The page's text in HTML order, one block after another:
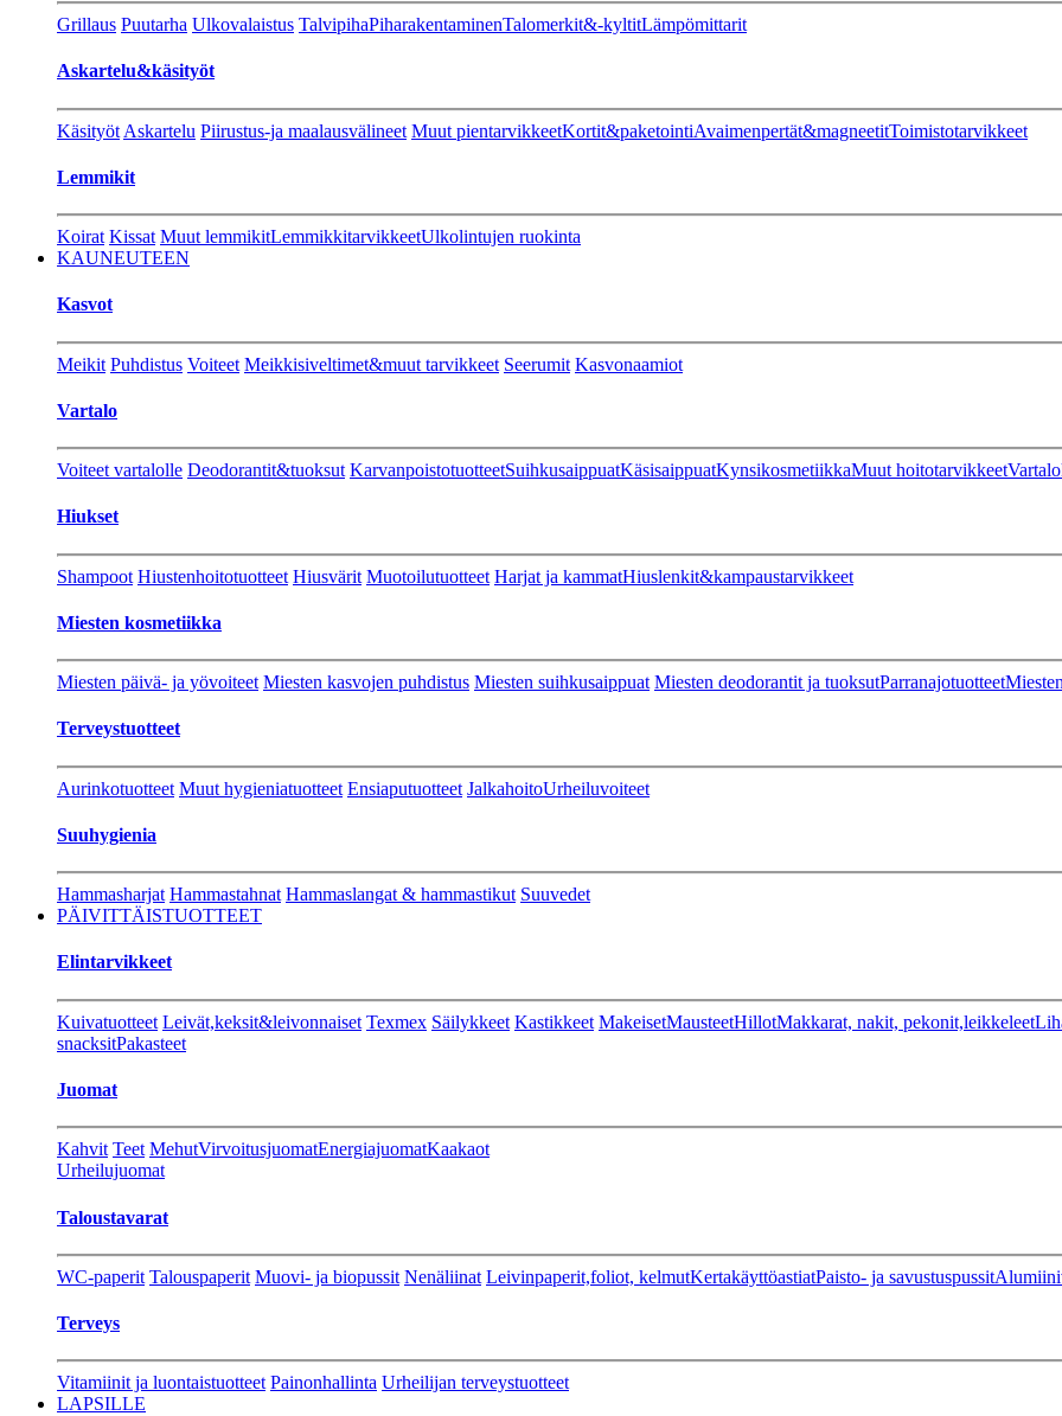
Grillaus Puutarha Ulkovalaistus TalvipihaPiharakentaminenTalomerkit&-kyltitLämpömittarit
Askartelu&käsityöt
Käsityöt Askartelu Piirustus-ja maalausvälineet Muut pientarvikkeetKortit&paketointiAvaimenpertät&magneetitToimistotarvikkeet
Lemmikit
Koirat Kissat Muut lemmikitLemmikkitarvikkeetUlkolintujen ruokinta
KAUNEUTEEN
Kasvot
Meikit Puhdistus Voiteet Meikkisiveltimet&muut tarvikkeet Seerumit Kasvonaamiot
Vartalo
Voiteet vartalolle Deodorantit&tuoksut KarvanpoistotuotteetSuihkusaippuatKäsisaippuatKynsikosmetiikkaMuut hoitotarvikkeet
Hiukset
Shampoot Hiustenhoitotuotteet Hiusvärit Muotoilutuotteet Harjat ja kammatHiuslenkit&kampaustarvikkeet
Miesten kosmetiikka
Miesten päivä- ja yövoiteet Miesten kasvojen puhdistus Miesten suihkusaippuat Miesten deodorantit ja tuoksutParranajotuotteet
Terveystuotteet
Aurinkotuotteet Muut hygieniatuotteet Ensiaputuotteet JalkahoitoUrheiluvoiteet
Suuhygienia
Hammasharjat Hammastahnat Hammaslangat & hammastikut Suuvedet
PÄIVITTÄISTUOTTEET
Elintarvikkeet
Kuivatuotteet Leivät,keksit&leivonnaiset Texmex Säilykkeet Kastikkeet MakeisetMausteetHillotMakkarat, nakit, pekonit,leikkeleet
snacksitPakasteet
Juomat
Kahvit Teet MehutVirvoitusjuomatEnergiajuomatKaakaot
Urheilujuomat
Taloustavarat
WC-paperit Talouspaperit Muovi- ja biopussit Nenäliinat Leivinpaperit,foliot, kelmutKertakäyttöastiatPaisto- ja savustuspussit
Terveys
Vitamiinit ja luontaistuotteet Painonhallinta Urheilijan terveystuotteet
LAPSILLE